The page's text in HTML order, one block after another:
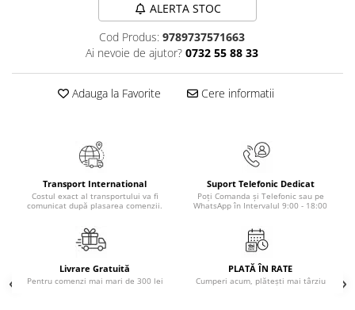
Lumea Copilariei
Ma pregatesc pentru scoala
Clasa a V-a
Clasa a VII-a
Clasa I
ALERTA STOC
Cod Produs: 9789737571663
Ai nevoie de ajutor? 0732 55 88 33
Adauga la Favorite Cere informatii
Transport International
Costul exact al transportului va fi
comunicat după plasarea comenzii.
Suport Telefonic Dedicat
Poți Comanda și Telefonic sau pe
WhatsApp în Intervalul 9:00 - 18:00
Livrare Gratuită
Pentru comenzi mai mari de 300 lei
PLATĂ ÎN RATE
Cumperi acum, plătești mai târziu